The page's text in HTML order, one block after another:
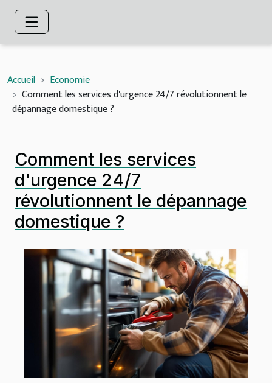
Accueil
Economie
Comment les services d'urgence 24/7 révolutionnent le
dépannage domestique ?
Comment les services
d'urgence 24/7
révolutionnent le dépannage
domestique ?